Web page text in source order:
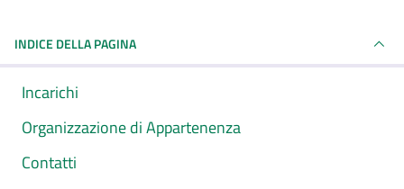
INDICE DELLA PAGINA
Incarichi
Organizzazione di Appartenenza
Contatti